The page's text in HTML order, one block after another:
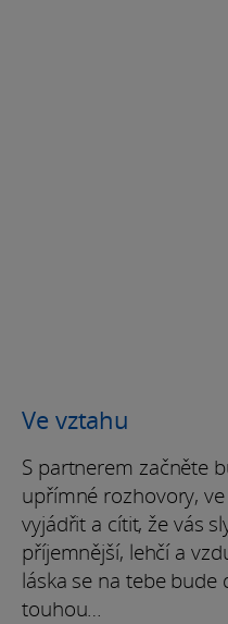
Ve vztahu
S partnerem začněte
upřímné rozhovory,
vyjádřit a cítit, že vás
příjemnější, lehčí a
láska se na tebe bude
touhou…